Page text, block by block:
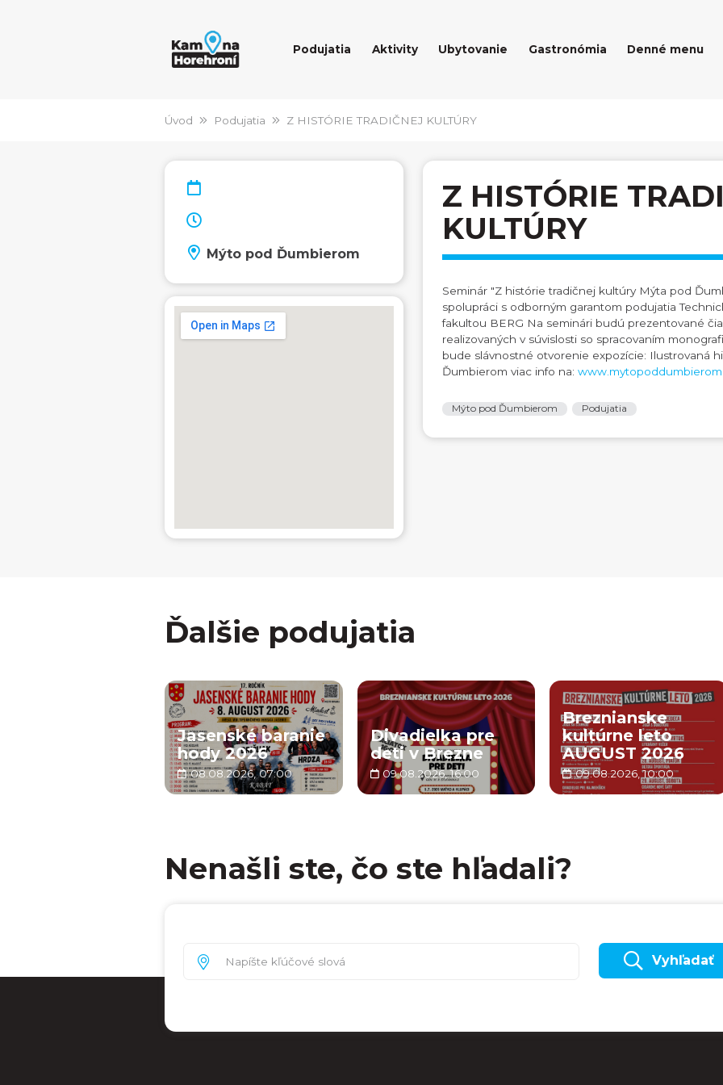
Podujatia Aktivity Ubytovanie Gastronómia Denné menu
Úvod Podujatia Z HISTÓRIE TRADIČNEJ KULTÚRY
Mýto pod Ďumbierom
Z HISTÓRIE
KULTÚRY
Seminár "Z histórie tradičnej kultúry Mýta pod
spolupráci s odborným garantom podujatia
fakultou BERG Na seminári budú prezentované
realizovaných v súvislosti so spracovaním
bude slávnostné otvorenie expozície: Ilustrovaná
Ďumbierom viac info na:
Mýto pod Ďumbierom Podujatia
Ďalšie podujatia
Jasenské baranie
hody 2026
08.08.2026, 07:00
Divadielka pre
deti v Brezne
09.08.2026, 16:00
Breznianske
kultúrne leto
AUGUST 2026
09.08.2026, 10:00
Nenašli ste, čo ste hľadali?
Vyhľadať